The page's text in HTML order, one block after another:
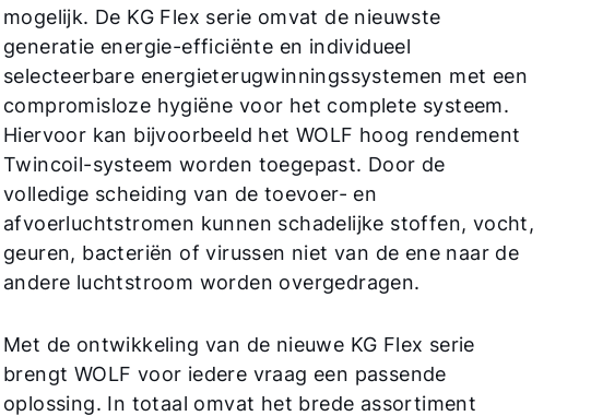
mogelijk. De KG Flex serie omvat de nieuwste
generatie energie-efficiënte en individueel
selecteerbare energieterugwinningssystemen met een
compromisloze hygiëne voor het complete systeem.
Hiervoor kan bijvoorbeeld het WOLF hoog rendement
Twincoil-systeem worden toegepast. Door de
volledige scheiding van de toevoer- en
afvoerluchtstromen kunnen schadelijke stoffen, vocht,
geuren, bacteriën of virussen niet van de ene naar de
andere luchtstroom worden overgedragen.
Met de ontwikkeling van de nieuwe KG Flex serie
brengt WOLF voor iedere vraag een passende
oplossing. In totaal omvat het brede assortiment
Hallo!
Hoe kunnen wij u helpen?
Contact met het team